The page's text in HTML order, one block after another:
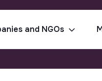
and NGOs